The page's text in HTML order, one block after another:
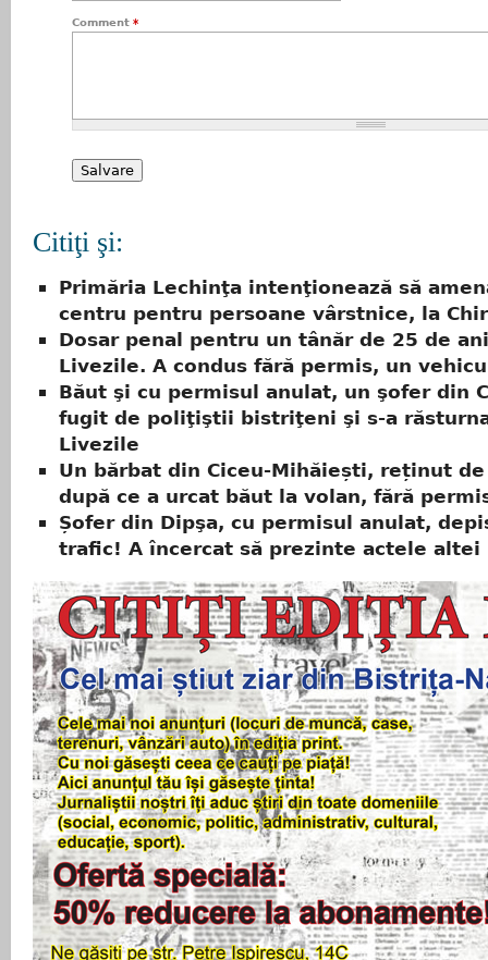
Comment *
Citiţi şi:
Primăria Lechinţa intenţionează să
centru pentru persoane vârstnice, la
Dosar penal pentru un tânăr de 25 de
Livezile. A condus fără permis, un
Băut şi cu permisul anulat, un şofer din
fugit de poliţiştii bistriţeni şi s-a
Livezile
Un bărbat din Ciceu-Mihăiești, reținut
după ce a urcat băut la volan, fără
Șofer din Dipşa, cu permisul anulat,
trafic! A încercat să prezinte actele altei